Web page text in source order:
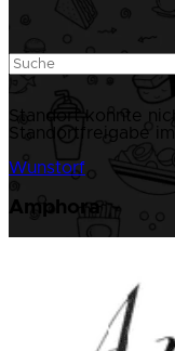
Standort konnte
Standortfreigabe
Wunstorf
Amphora